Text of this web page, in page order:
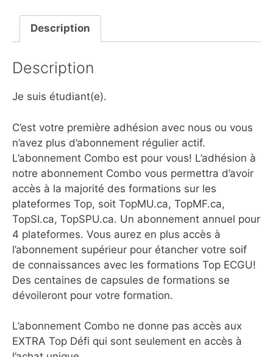
Description
Description
Je suis étudiant(e).
C’est votre première adhésion avec nous ou vous
n’avez plus d’abonnement régulier actif.
L’abonnement Combo est pour vous! L’adhésion à
notre abonnement Combo vous permettra d’avoir
accès à la majorité des formations sur les
plateformes Top, soit TopMU.ca, TopMF.ca,
TopSI.ca, TopSPU.ca. Un abonnement annuel pour
4 plateformes. Vous aurez en plus accès à
l’abonnement supérieur pour étancher votre soif
de connaissances avec les formations Top ECGU!
Des centaines de capsules de formations se
dévoileront pour votre formation.
L’abonnement Combo ne donne pas accès aux
EXTRA Top Défi qui sont seulement en accès à